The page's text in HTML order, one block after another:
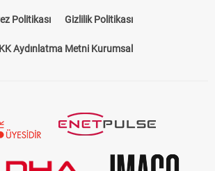
Politikası Gizlilik Politikası
Aydınlatma Metni Kurumsal